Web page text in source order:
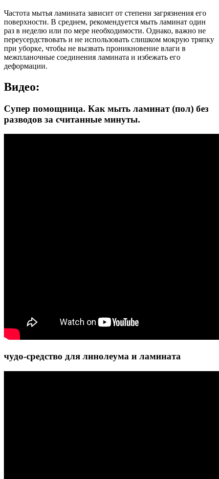
Частота мытья ламината зависит от степени загрязнения его
поверхности. В среднем, рекомендуется мыть ламинат один
раз в неделю или по мере необходимости. Однако, важно не
переусердствовать и не использовать слишком мокрую тряпку
при уборке, чтобы не вызвать проникновение влаги в
межпланочные соединения ламината и избежать его
деформации.
Видео:
Супер помощница. Как мыть ламинат (пол) без
разводов за считанные минуты.
чудо-средство для линолеума и ламината